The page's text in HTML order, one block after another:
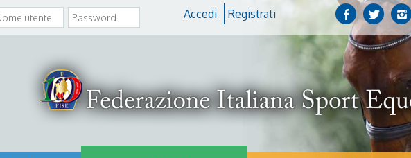
Accedi Registrati